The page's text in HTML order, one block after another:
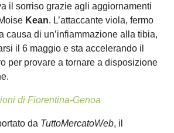
il sorriso grazie agli aggiornamenti
Kean. L’attaccante viola, fermo
causa di un’infiammazione alla tibia,
il 6 maggio e sta accelerando il
per provare a tornare a disposizione
di Fiorentina-Genoa
da TuttoMercatoWeb, il